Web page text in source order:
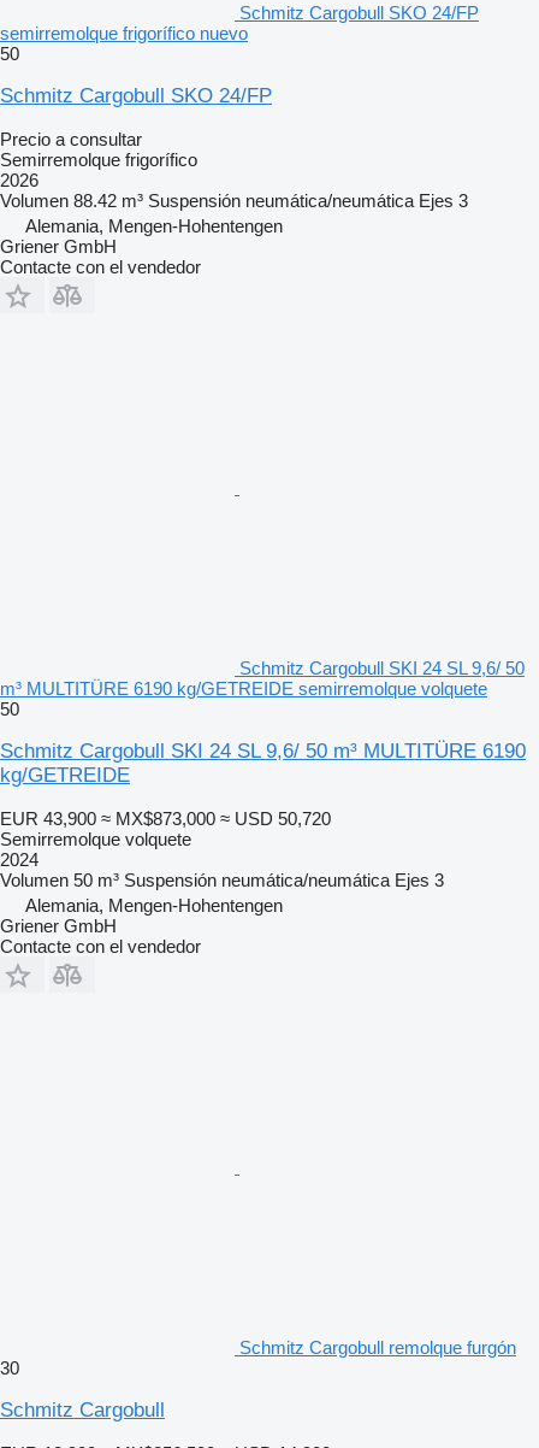
Schmitz Cargobull SKO 24/FP
semirremolque frigorífico nuevo
50
Schmitz Cargobull SKO 24/FP
Precio a consultar
Semirremolque frigorífico
2026
Volumen 88.42 m³ Suspensión neumática/neumática Ejes 3
Alemania, Mengen-Hohentengen
Griener GmbH
Contacte con el vendedor
Schmitz Cargobull SKI 24 SL 9,6/ 50
m³ MULTITÜRE 6190 kg/GETREIDE semirremolque volquete
50
Schmitz Cargobull SKI 24 SL 9,6/ 50 m³ MULTITÜRE 6190
kg/GETREIDE
EUR 43,900 ≈ MX$873,000 ≈ USD 50,720
Semirremolque volquete
2024
Volumen 50 m³ Suspensión neumática/neumática Ejes 3
Alemania, Mengen-Hohentengen
Griener GmbH
Contacte con el vendedor
Schmitz Cargobull remolque furgón
30
Schmitz Cargobull